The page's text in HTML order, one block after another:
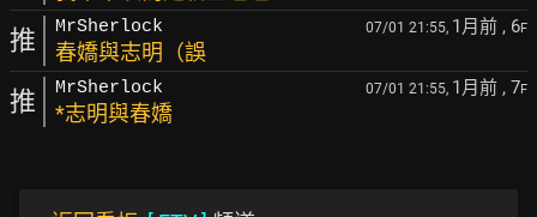
推 MrSherlock 07/01 21:55, 1月前 , 6F
春嬌與志明（誤
推 MrSherlock 07/01 21:55, 1月前 , 7F
*志明與春嬌